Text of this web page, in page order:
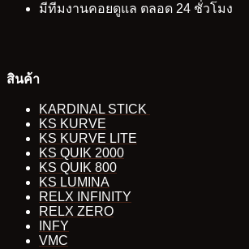
มีทีมงานคอยดูแล ตลอด 24 ชั่วโมง
สินค้า
KARDINAL STICK
KS KURVE
KS KURVE LITE
KS QUIK 2000
KS QUIK 800
KS LUMINA
RELX INFINITY
RELX ZERO
INFY
VMC